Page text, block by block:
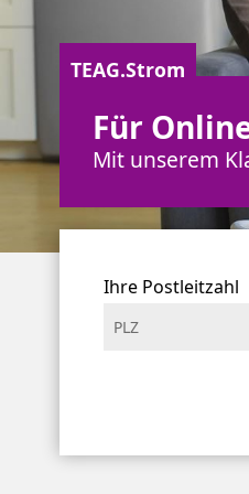
TEAG.Strom
Für
Mit unserem
Für eine
Ihre Postleitzahl